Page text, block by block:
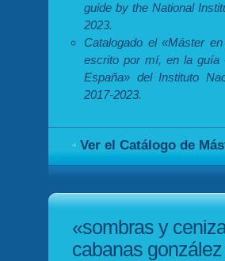
guide by the National
2023.
Catalogado el «Máster
escrito por mí, en la guía
España» del Instituto
2017-2023.
Ver el Catálogo de
«sombras y
cabanas gonzález